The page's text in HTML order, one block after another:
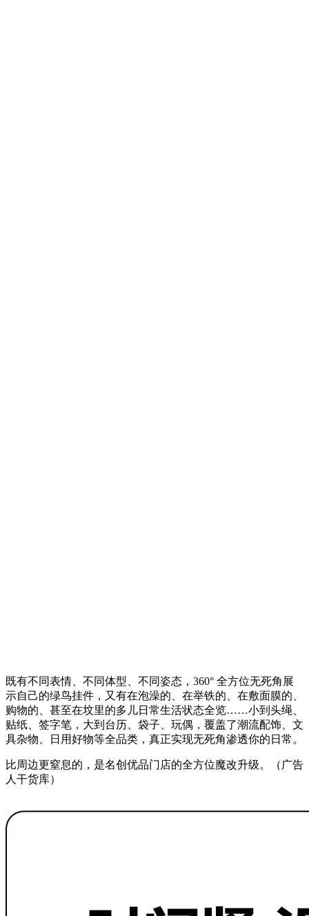
既有不同表情、不同体型、不同姿态，360° 全方位无死角展
示自己的绿鸟挂件，又有在泡澡的、在举铁的、在敷面膜的、
购物的、甚至在坟里的多儿日常生活状态全览……小到头绳、
贴纸、签字笔，大到台历、袋子、玩偶，覆盖了潮流配饰、文
具杂物、日用好物等全品类，真正实现无死角渗透你的日常。
比周边更窒息的，是名创优品门店的全方位魔改升级。（广告
人干货库）